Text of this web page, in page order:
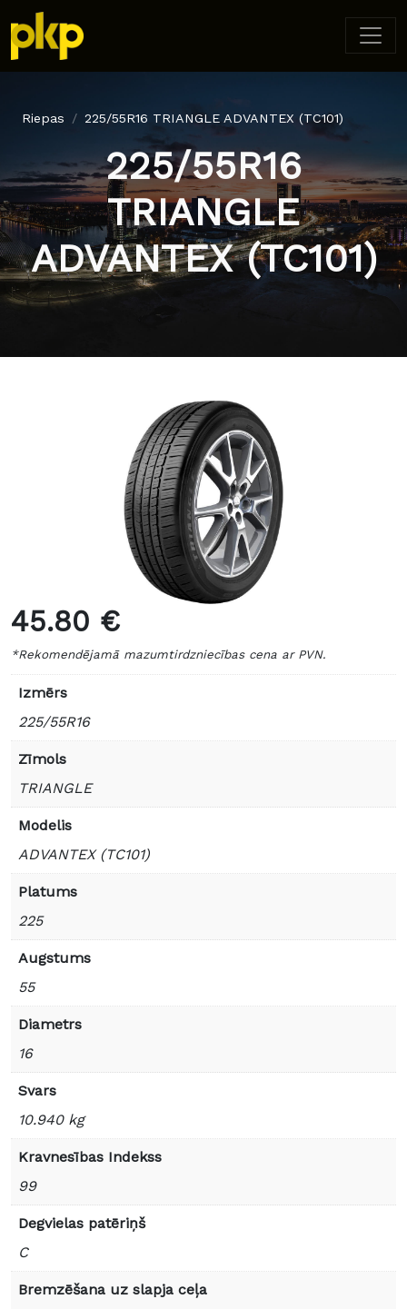
Riepas 225/55R16 TRIANGLE ADVANTEX (TC101)
225/55R16
TRIANGLE
ADVANTEX (TC101)
45.80 €
*Rekomendējamā mazumtirdzniecības cena ar PVN.
Izmērs
225/55R16
Zīmols
TRIANGLE
Modelis
ADVANTEX (TC101)
Platums
225
Augstums
55
Diametrs
16
Svars
10.940 kg
Kravnesības Indekss
99
Degvielas patēriņš
C
Bremzēšana uz slapja ceļa